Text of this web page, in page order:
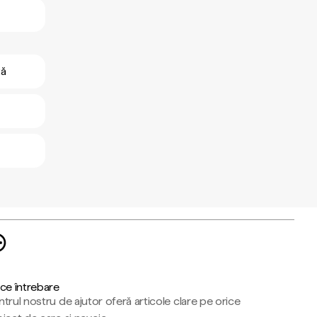
întrebare
nostru de ajutor oferă articole clare pe orice